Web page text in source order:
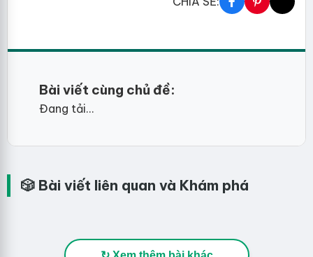
Bài viết cùng chủ đề:
Đang tải...
🎲 Bài viết liên quan và Khám phá